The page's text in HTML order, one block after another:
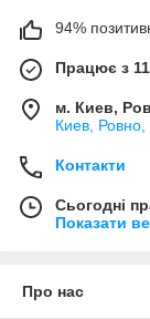
94%
Працює з
м. Киев,
Киев, Ровно,
Контакти
Сьогодні
Показати
Про нас